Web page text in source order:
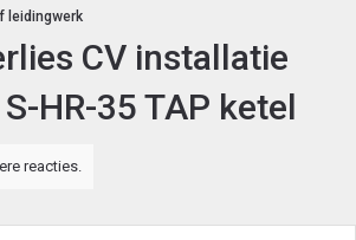
leidingwerk
CV installatie
HR-35 TAP ketel
reacties.